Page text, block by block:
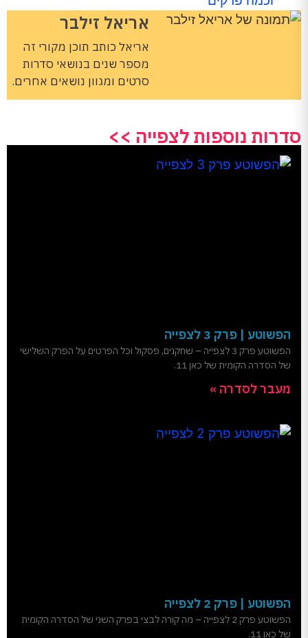
אריאל זילבר
אריאל כותב תוכן מקורי זה
מספר שנים בנושאי סדרות
סרטים ומגוון נושאים אחרים.
סדרות נוספות לצפייה >>
הפשוטע | פרק 3 לצפייה
הפשוטע פרק 3 לצפייה – שחקנים, פסקול וכל הפרטים על הפרק השלישי
של הסדרה הקומית של כאן 11.
מעבר לסדרה »
הפשוטע | פרק 2 לצפייה
הפשוטע פרק 2 לצפייה – מה קורה לבצי בפרק השני של הסדרה הקומית
של כאן 11.